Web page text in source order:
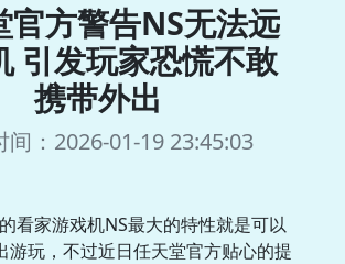
官方警告NS无法远
引发玩家恐慌不敢
携带外出
间：2026-01-19 23:45:03
看家游戏机NS最大的特性就是可以
游玩，不过近日任天堂官方贴心的提